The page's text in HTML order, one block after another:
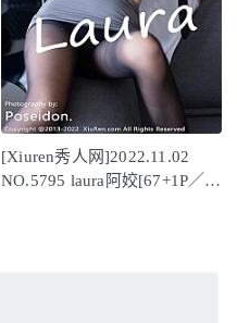
[Xiuren秀人网]2022.11.02
NO.5795 laura阿姣[67+1P／